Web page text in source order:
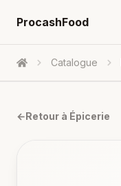
ProcashFood
Accueil Catalogue
←Retour à Épicerie